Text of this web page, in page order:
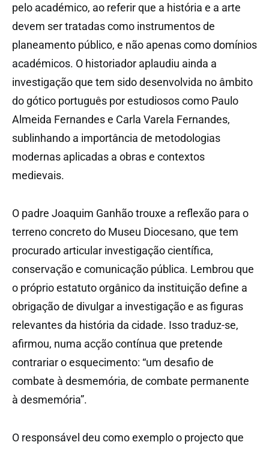
pelo académico, ao referir que a história e a arte
devem ser tratadas como instrumentos de
planeamento público, e não apenas como domínios
académicos. O historiador aplaudiu ainda a
investigação que tem sido desenvolvida no âmbito
do gótico português por estudiosos como Paulo
Almeida Fernandes e Carla Varela Fernandes,
sublinhando a importância de metodologias
modernas aplicadas a obras e contextos
medievais.
O padre Joaquim Ganhão trouxe a reflexão para o
terreno concreto do Museu Diocesano, que tem
procurado articular investigação científica,
conservação e comunicação pública. Lembrou que
o próprio estatuto orgânico da instituição define a
obrigação de divulgar a investigação e as figuras
relevantes da história da cidade. Isso traduz-se,
afirmou, numa acção contínua que pretende
contrariar o esquecimento: “um desafio de
combate à desmemória, de combate permanente
à desmemória”.
O responsável deu como exemplo o projecto que